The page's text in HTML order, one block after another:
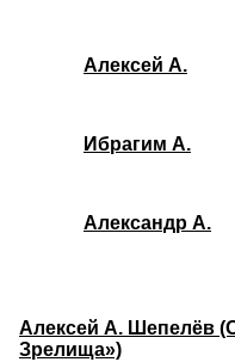
Алексей А.
Ибрагим А.
Александр А.
Алексей А. Шепелёв
Зрелища»)